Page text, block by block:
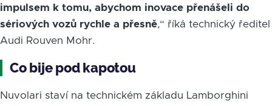
impulsem k tomu, abychom inovace přenášeli do
sériových vozů rychle a přesně,“ říká technický ředitel
Audi Rouven Mohr.
Co bije pod kapotou
Nuvolari staví na technickém základu Lamborghini